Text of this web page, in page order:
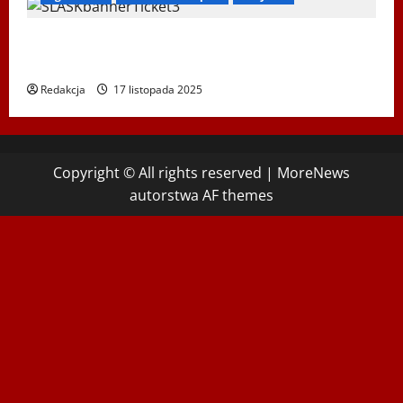
Redakcja 17 listopada 2025
Copyright © All rights reserved | MoreNews
autorstwa AF themes